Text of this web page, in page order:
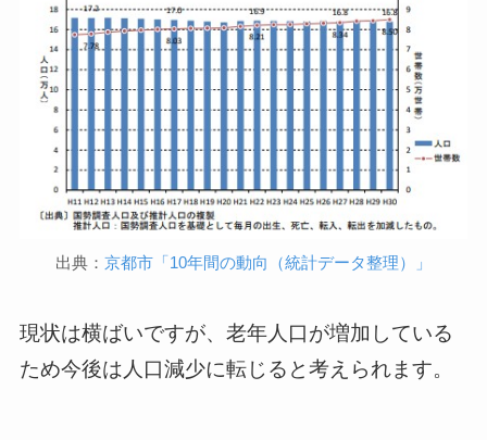
出典： 京都市「10年間の動向（統計データ整理）」
現状は横ばいですが、老年人口が増加している
ため今後は人口減少に転じると考えられます。